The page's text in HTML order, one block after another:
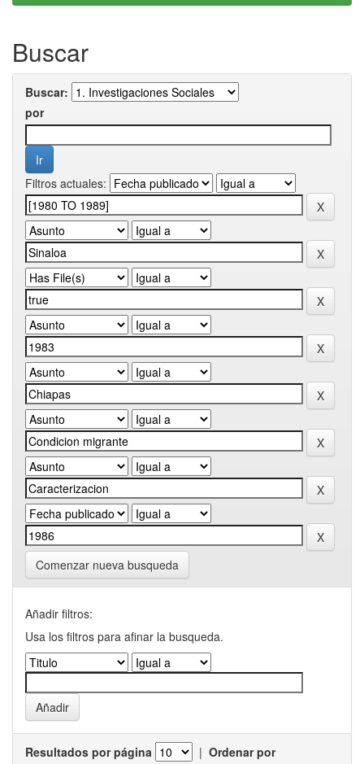
Buscar
Buscar:
por
Filtros actuales:
Comenzar nueva busqueda
Añadir filtros:
Usa los filtros para afinar la busqueda.
Resultados por página | Ordenar por